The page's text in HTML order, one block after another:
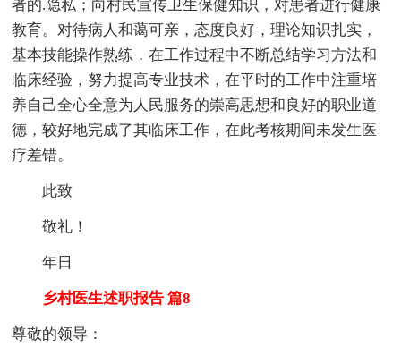
者的.隐私；向村民宣传卫生保健知识，对患者进行健康
教育。对待病人和蔼可亲，态度良好，理论知识扎实，
基本技能操作熟练，在工作过程中不断总结学习方法和
临床经验，努力提高专业技术，在平时的工作中注重培
养自己全心全意为人民服务的崇高思想和良好的职业道
德，较好地完成了其临床工作，在此考核期间未发生医
疗差错。
此致
敬礼！
年日
乡村医生述职报告 篇8
尊敬的领导：